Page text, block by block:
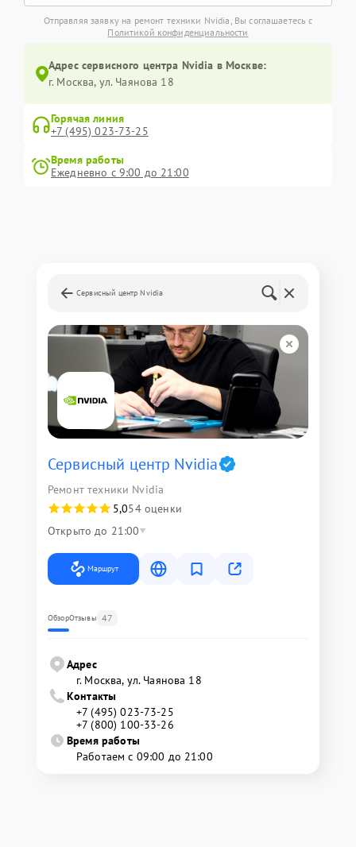
Отправляя заявку на ремонт техники Nvidia, Вы соглашаетесь с
Политикой конфиденциальности
Адрес сервисного центра Nvidia в Москве:
г. Москва, ул. Чаянова 18
Горячая линия
+7 (495) 023-73-25
Время работы
Ежедневно с 9:00 до 21:00
Сервисный центр Nvidia
Сервисный центр Nvidia
Ремонт техники Nvidia
5,054 оценки
Открыто до 21:00
Маршрут
ОбзорОтзывы 47
Адрес
г. Москва, ул. Чаянова 18
Контакты
+7 (495) 023-73-25
+7 (800) 100-33-26
Время работы
Работаем с 09:00 до 21:00